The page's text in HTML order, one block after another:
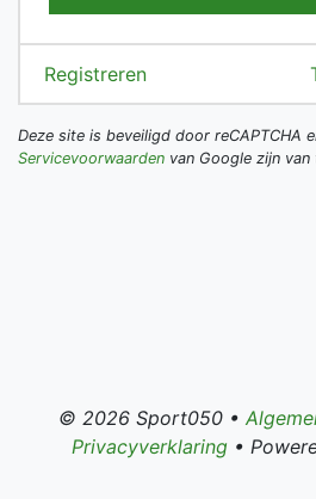
Registreren
Deze site is beveiligd door reCAPTCHA
Servicevoorwaarden van Google zijn van
© 2026 Sport050 •
Privacyverklaring•